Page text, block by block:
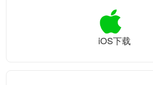
iOS下载